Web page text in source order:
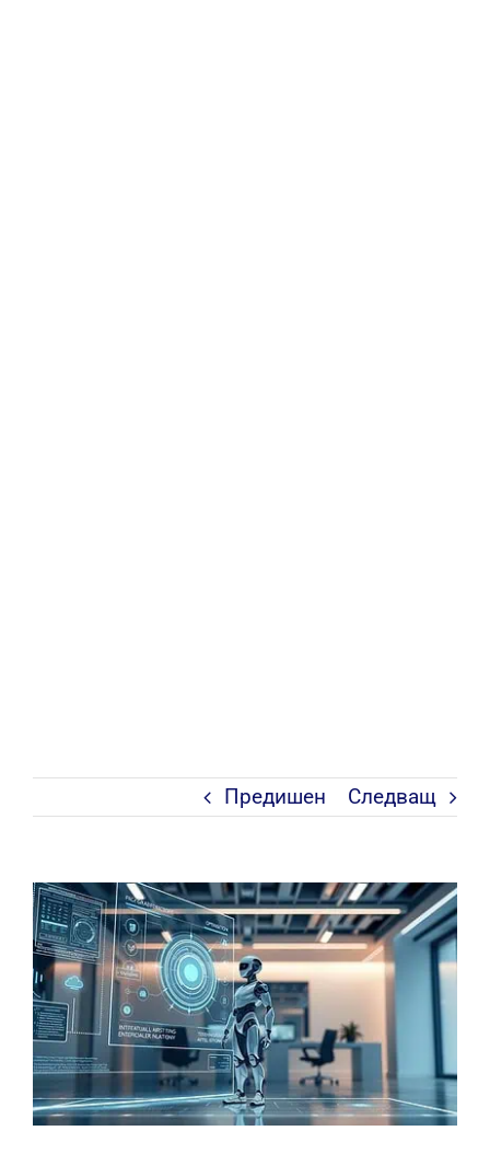
Предишен Следващ
View
Larger
Image